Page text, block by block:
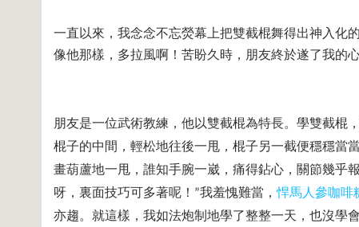
一直以來，我念念不忘熒幕上把雙截棍舞得出神入化
像他那樣，多拉風啊！苦盼久時，朋友終於遂了我的心
朋友是一位武術教練，他以雙截棍為特長。學雙截棍
棍子的中間，輕松地往後一甩，棍子另一截便穩穩當
畫葫蘆地一甩，誰知手腕一崴，痛得鉆心，關節幾乎
呀，裏面技巧可多著呢！ ”我羞愧難當，悍馬人參咖啡
亦趨。就這樣，我如法炮制地學了整整一天，也沒學會